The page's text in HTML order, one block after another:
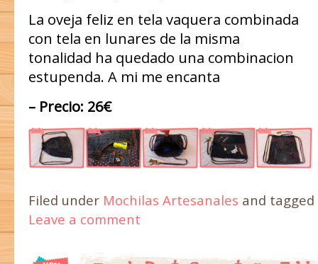
La oveja feliz en tela vaquera combinada
con tela en lunares de la misma
tonalidad ha quedado una combinacion
estupenda. A mi me encanta
– Precio: 26€
Filed under Mochilas Artesanales and tagged
Leave a comment